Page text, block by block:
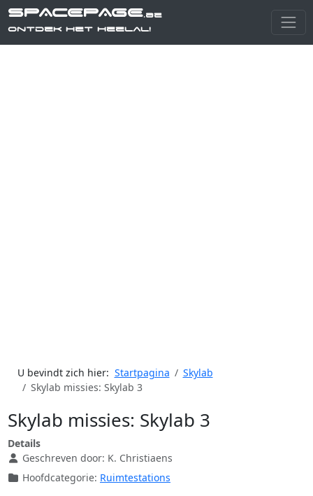
SPACEPAGE.be
Ontdek het heelal!
U bevindt zich hier: Startpagina
Skylab
Skylab missies: Skylab 3
Skylab missies: Skylab 3
Details
Geschreven door: K. Christiaens
Hoofdcategorie: Ruimtestations